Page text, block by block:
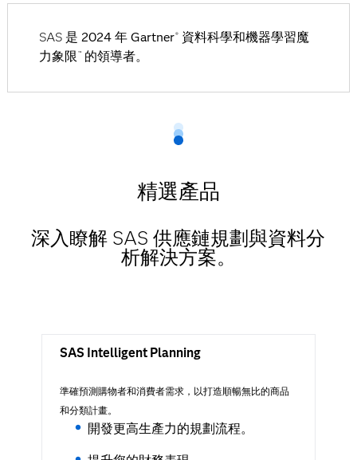
SAS 是 2024 年 Gartner®資料科學和機器學習魔
力象限 ™的領導者。
精選產品
深入瞭解 SAS 供應鏈規劃與資料分
析解決方案​。
SAS Intelligent Planning
準確預測購物者和消費者需求，以打造順暢無比的商品
和分類計畫。
開發更高生產力的規劃流程。